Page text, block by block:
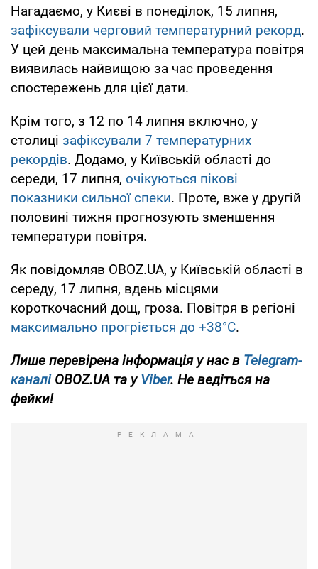
Нагадаємо, у Києві в понеділок, 15 липня,
зафіксували черговий температурний рекорд.
У цей день максимальна температура повітря
виявилась найвищою за час проведення
спостережень для цієї дати.
Крім того, з 12 по 14 липня включно, у
столиці зафіксували 7 температурних
рекордів. Додамо, у Київській області до
середи, 17 липня, очікуються пікові
показники сильної спеки. Проте, вже у другій
половині тижня прогнозують зменшення
температури повітря.
Як повідомляв OBOZ.UA, у Київській області в
середу, 17 липня, вдень місцями
короткочасний дощ, гроза. Повітря в регіоні
максимально прогріється до +38°С.
Лише перевірена інформація у нас в Telegram-
каналіOBOZ.UA та уViber. Не ведіться на
фейки!